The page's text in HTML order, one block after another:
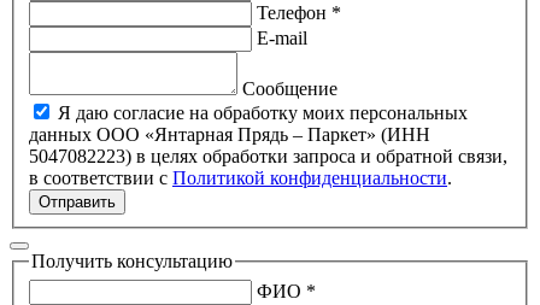
Телефон *
E-mail
Сообщение
Я даю согласие на обработку моих персональных
данных ООО «Янтарная Прядь – Паркет» (ИНН
5047082223) в целях обработки запроса и обратной связи,
в соответствии с Политикой конфиденциальности.
Отправить
Получить консультацию
ФИО *